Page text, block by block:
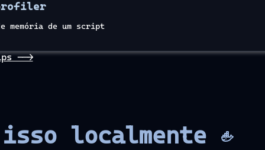
profiler
memória de um script
-->
isso localmente